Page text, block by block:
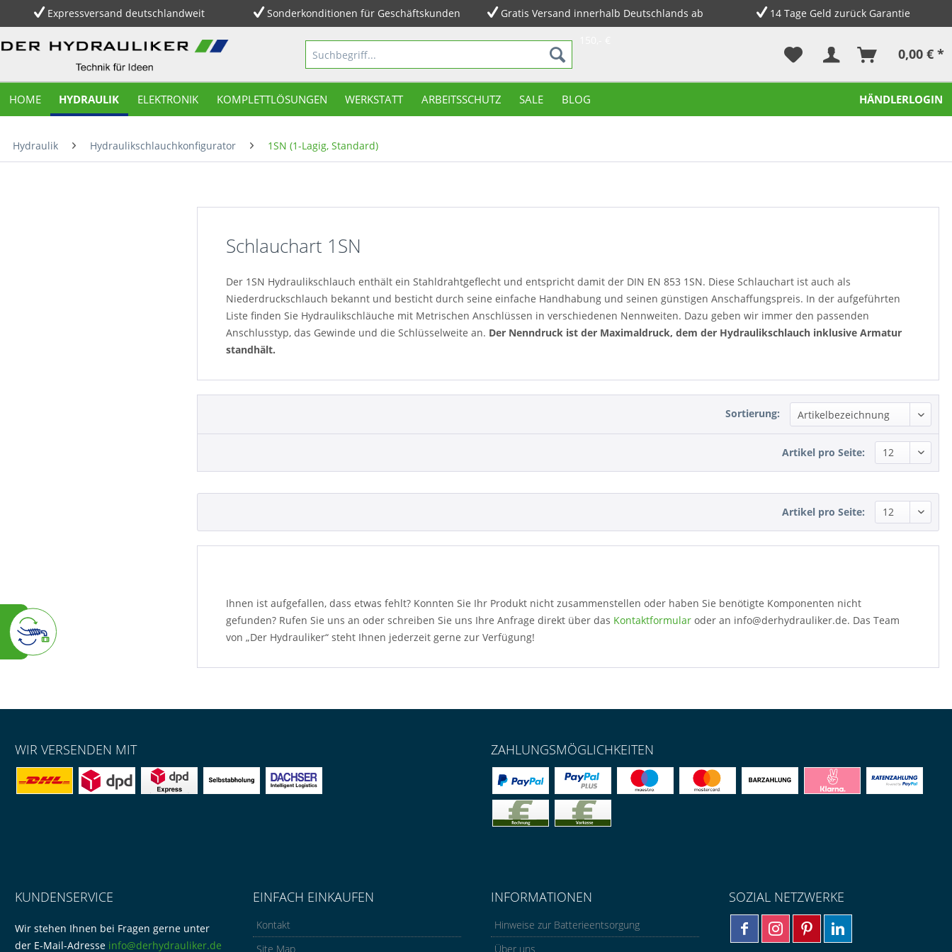
Expressversand deutschlandweit Sonderkonditionen für Geschäftskunden
Gratis Versand innerhalb Deutschlands ab
14 Tage Geld zurück Garantie
0,00 € *
HOME HYDRAULIK ELEKTRONIK KOMPLETTLÖSUNGEN WERKSTATT ARBEITSSCHUTZ SALE BLOG HÄNDLERLOGIN
Hydraulik Hydraulikschlauchkonfigurator 1SN (1-Lagig, Standard)
Schlauchart 1SN
Der 1SN Hydraulikschlauch enthält ein Stahldrahtgeflecht und entspricht damit der DIN EN 853 1SN. Diese Schlauchart ist auch als
Niederdruckschlauch bekannt und besticht durch seine einfache Handhabung und seinen günstigen Anschaffungspreis. In der aufgeführten
Liste finden Sie Hydraulikschläuche mit Metrischen Anschlüssen in verschiedenen Nennweiten. Dazu geben wir immer den passenden
Anschlusstyp, das Gewinde und die Schlüsselweite an. Der Nenndruck ist der Maximaldruck, dem der Hydraulikschlauch inklusive Armatur
standhält.
Sortierung:
Artikel pro Seite:
Artikel pro Seite:
Ihnen ist aufgefallen, dass etwas fehlt? Konnten Sie Ihr Produkt nicht zusammenstellen oder haben Sie benötigte Komponenten nicht
gefunden? Rufen Sie uns an oder schreiben Sie uns Ihre Anfrage direkt über das Kontaktformular oder an info@derhydrauliker.de. Das Team
von „Der Hydrauliker“ steht Ihnen jederzeit gerne zur Verfügung!
WIR VERSENDEN MIT ZAHLUNGSMÖGLICHKEITEN
KUNDENSERVICE
Wir stehen Ihnen bei Fragen gerne unter
der E-Mail-Adresse info@derhydrauliker.de
EINFACH EINKAUFEN
Kontakt
Site Map
INFORMATIONEN
Hinweise zur Batterieentsorgung
Über uns
SOZIAL NETZWERKE